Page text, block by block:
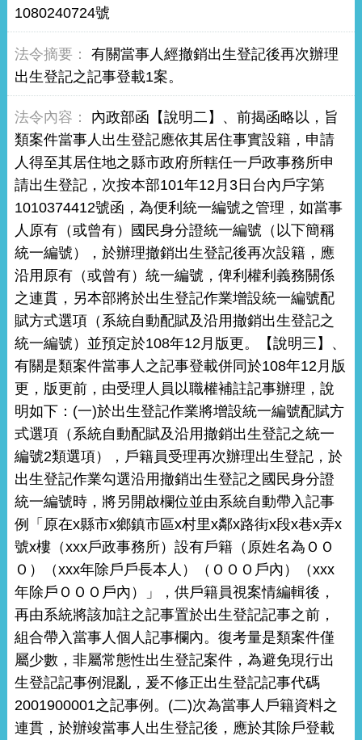
1080240724號
有關當事人經撤銷出生登記後再次辦理
出生登記之記事登載1案。
內政部函【說明二】、前揭函略以，旨
類案件當事人出生登記應依其居住事實設籍，申請
人得至其居住地之縣市政府所轄任一戶政事務所申
請出生登記，次按本部101年12月3日台內戶字第
1010374412號函，為便利統一編號之管理，如當事
人原有（或曾有）國民身分證統一編號（以下簡稱
統一編號），於辦理撤銷出生登記後再次設籍，應
沿用原有（或曾有）統一編號，俾利權利義務關係
之連貫，另本部將於出生登記作業增設統一編號配
賦方式選項（系統自動配賦及沿用撤銷出生登記之
統一編號）並預定於108年12月版更。【說明三】、
有關是類案件當事人之記事登載併同於108年12月版
更，版更前，由受理人員以職權補註記事辦理，說
明如下：(一)於出生登記作業將增設統一編號配賦方
式選項（系統自動配賦及沿用撤銷出生登記之統一
編號2類選項），戶籍員受理再次辦理出生登記，於
出生登記作業勾選沿用撤銷出生登記之國民身分證
統一編號時，將另開啟欄位並由系統自動帶入記事
例「原在x縣市x鄉鎮市區x村里x鄰x路街x段x巷x弄x
號x樓（xxx戶政事務所）設有戶籍（原姓名為ＯＯ
Ｏ）（xxx年除戶戶長本人）（ＯＯＯ戶內）（xxx
年除戶ＯＯＯ戶內）」，供戶籍員視案情編輯後，
再由系統將該加註之記事置於出生登記記事之前，
組合帶入當事人個人記事欄內。復考量是類案件僅
屬少數，非屬常態性出生登記案件，為避免現行出
生登記記事例混亂，爰不修正出生登記記事代碼
2001900001之記事例。(二)次為當事人戶籍資料之
連貫，於辦竣當事人出生登記後，應於其除戶登載